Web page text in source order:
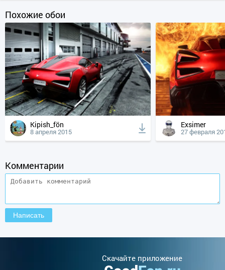
Похожие обои
Kipish_fön
8 апреля 2015
Exsimer
27 февраля
Комментарии
Cкачайте приложение